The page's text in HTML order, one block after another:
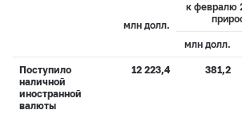
млн долл.
к февралю
млн долл.
Поступило
наличной
иностранной
валюты
12 223,4 381,2